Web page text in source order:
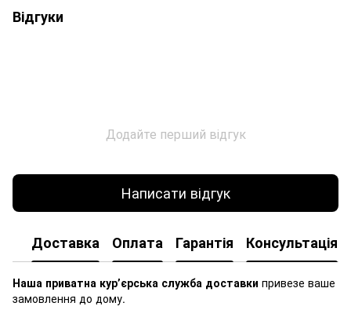
Відгуки
Додайте перший відгук
Написати відгук
Доставка Оплата Гарантія Консультація
Наша приватна курʼєрська служба доставки привезе ваше
замовлення до дому.